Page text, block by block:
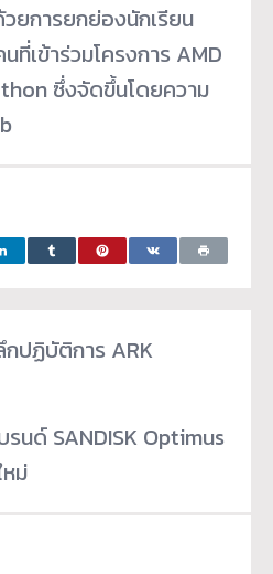
ยการยกย่องนักเรียน
ที่เข้าร่วมโครงการ AMD
ซึ่งจัดขึ้นโดยความ
ปฏิบัติการ ARK
นด์ SANDISK Optimus
ม่